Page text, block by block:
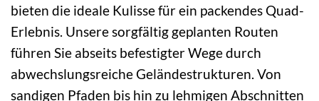
bieten die ideale Kulisse für ein packendes Quad-
Erlebnis. Unsere sorgfältig geplanten Routen
führen Sie abseits befestigter Wege durch
abwechslungsreiche Geländestrukturen. Von
sandigen Pfaden bis hin zu lehmigen Abschnitten